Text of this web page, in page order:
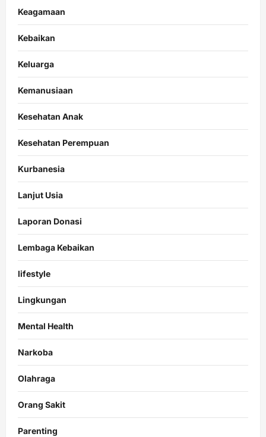
Keagamaan
Kebaikan
Keluarga
Kemanusiaan
Kesehatan Anak
Kesehatan Perempuan
Kurbanesia
Lanjut Usia
Laporan Donasi
Lembaga Kebaikan
lifestyle
Lingkungan
Mental Health
Narkoba
Olahraga
Orang Sakit
Parenting